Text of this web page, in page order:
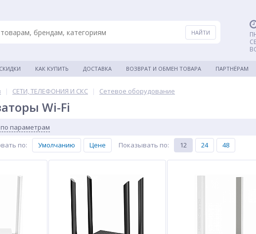
КАК КУПИТЬ ДОСТАВКА ВОЗВРАТ И ОБМЕН ТОВАРА ПАРТНЁРАМ
| СЕТИ, ТЕЛЕФОНИЯ И СКС | Сетевое оборудование
Wi-Fi
параметрам
по: Умолчанию Цене Показывать по: 12 24 48